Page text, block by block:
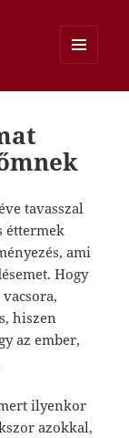
tavasszal
éttermek
ami
Hogy
hiszen
az ember,
ilyenkor
azokkal,